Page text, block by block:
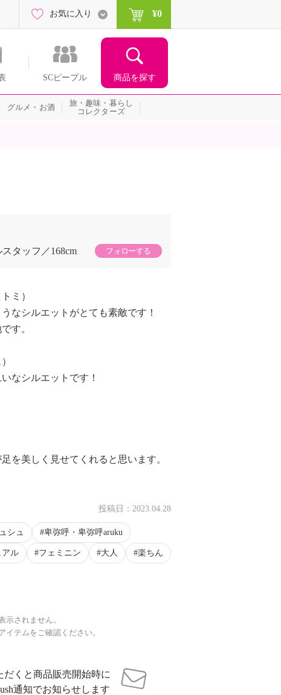
SCピープル 商品を探す
お気に入り ¥0
グルメ・お酒
旅・趣味・暮らし
コレクターズ
タッフ
168cm フォローする
ミ）
なシルエットがとても素敵です！
す。
なシルエットです！
を美しく見せてくれると思います。
投稿日： 2023.04.28
シュ 卑弥呼・卑弥呼aruku
アル フェミニン 大人 楽ちん
されません。
テムをご確認ください。
だくと商品販売開始時に
通知でお知らせします